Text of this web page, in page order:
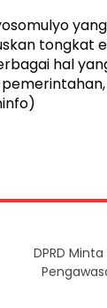
tongkat
hal
DPRD